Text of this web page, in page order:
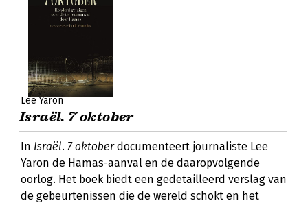
Lee Yaron
Israël. 7 oktober
In Israël. 7 oktoberdocumenteert journaliste Lee
Yaron de Hamas-aanval en de daaropvolgende
oorlog. Het boek biedt een gedetailleerd verslag van
de gebeurtenissen die de wereld schokt en het